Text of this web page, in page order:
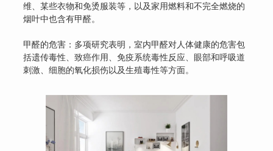
维、某些衣物和免烫服装等，以及家用燃料和不完全燃烧的
烟叶中也含有甲醛。
甲醛的危害：多项研究表明，室内甲醛对人体健康的危害包
括遗传毒性、致癌作用、免疫系统毒性反应、眼部和呼吸道
刺激、细胞的氧化损伤以及生殖毒性等方面。